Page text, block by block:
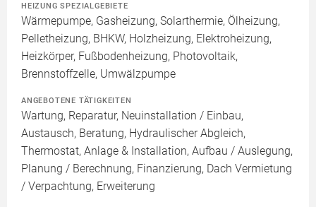
HEIZUNG SPEZIALGEBIETE
Wärmepumpe, Gasheizung, Solarthermie, Ölheizung,
Pelletheizung, BHKW, Holzheizung, Elektroheizung,
Heizkörper, Fußbodenheizung, Photovoltaik,
Brennstoffzelle, Umwälzpumpe
ANGEBOTENE TÄTIGKEITEN
Wartung, Reparatur, Neuinstallation / Einbau,
Austausch, Beratung, Hydraulischer Abgleich,
Thermostat, Anlage & Installation, Aufbau / Auslegung,
Planung / Berechnung, Finanzierung, Dach Vermietung
/ Verpachtung, Erweiterung